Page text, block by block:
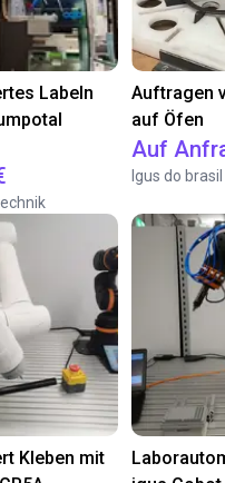
Labeln
Auftragen
auf Öfen
Auf
Igus do brasil
Kleben mit